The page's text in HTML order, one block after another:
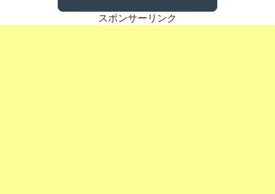
スポンサーリンク